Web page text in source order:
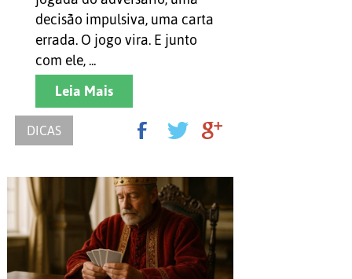
decisão impulsiva, uma carta
errada. O jogo vira. E junto
com ele, ...
Leia Mais
DICAS